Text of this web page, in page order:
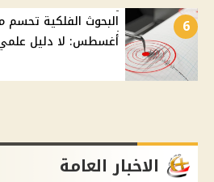
6
أغسطس: لا دليل
الاخبار العامة